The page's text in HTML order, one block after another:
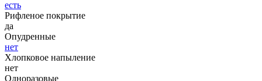
есть
Рифленое покрытие
да
Опудренные
нет
Хлопковое напыление
нет
Одноразовые